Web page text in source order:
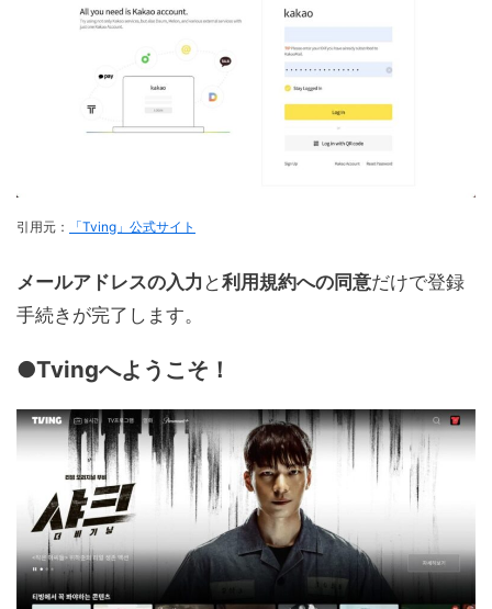
引用元： 「Tving」公式サイト
メールアドレスの入力 と利用規約への同意だけで登録
手続きが完了します。
●Tvingへようこそ！